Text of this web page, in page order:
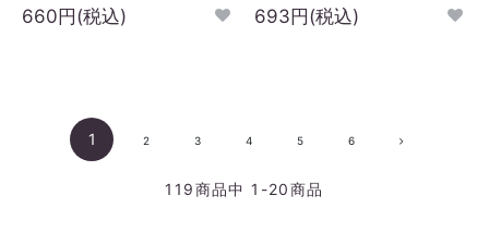
660円(税込)
693円(税込)
1 2 3 4 5 6
119商品中 1-20商品